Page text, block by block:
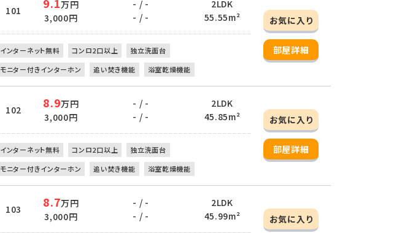
101
万円
3,000円
- / -
- / -
2LDK
55.55m²
お気に入り
部屋詳細
インターネット無料 コンロ2口以上
独立洗面台
モニター付きインターホン
追い焚き機能 浴室乾燥機能
102 8.9万円
3,000円
- / -
- / -
2LDK
45.85m²
お気に入り
部屋詳細
インターネット無料 コンロ2口以上
独立洗面台
モニター付きインターホン
追い焚き機能 浴室乾燥機能
103 8.7万円
3,000円
- / -
- / -
2LDK
45.99m²
お気に入り